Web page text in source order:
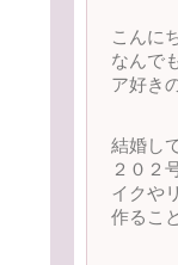
こんに
なんで
ア好き
結婚し
２０２
イクや
作るこ